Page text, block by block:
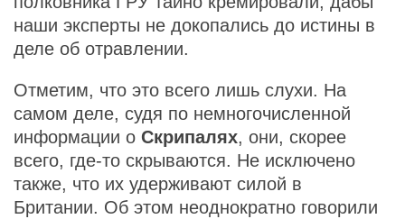
наши эксперты не докопались до истины в
деле об отравлении.
Отметим, что это всего лишь слухи. На
самом деле, судя по немногочисленной
информации о Скрипалях, они, скорее
всего, где-то скрываются. Не исключено
также, что их удерживают силой в
Британии. Об этом неоднократно говорили